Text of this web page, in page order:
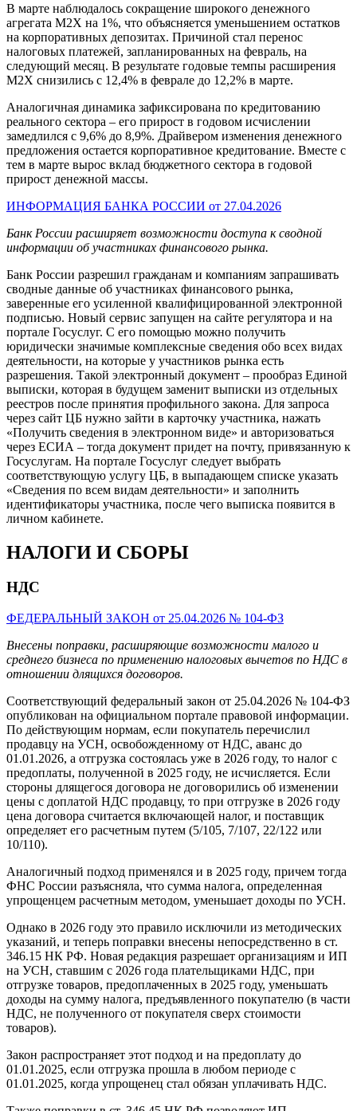
В марте наблюдалось сокращение широкого денежного
агрегата М2Х на 1%, что объясняется уменьшением остатков
на корпоративных депозитах. Причиной стал перенос
налоговых платежей, запланированных на февраль, на
следующий месяц. В результате годовые темпы расширения
М2Х снизились с 12,4% в феврале до 12,2% в марте.
Аналогичная динамика зафиксирована по кредитованию
реального сектора – его прирост в годовом исчислении
замедлился с 9,6% до 8,9%. Драйвером изменения денежного
предложения остается корпоративное кредитование. Вместе с
тем в марте вырос вклад бюджетного сектора в годовой
прирост денежной массы.
ИНФОРМАЦИЯ БАНКА РОССИИ от 27.04.2026
Банк России расширяет возможности доступа к сводной
информации об участниках финансового рынка.
Банк России разрешил гражданам и компаниям запрашивать
сводные данные об участниках финансового рынка,
заверенные его усиленной квалифицированной электронной
подписью. Новый сервис запущен на сайте регулятора и на
портале Госуслуг. С его помощью можно получить
юридически значимые комплексные сведения обо всех видах
деятельности, на которые у участников рынка есть
разрешения. Такой электронный документ – прообраз Единой
выписки, которая в будущем заменит выписки из отдельных
реестров после принятия профильного закона. Для запроса
через сайт ЦБ нужно зайти в карточку участника, нажать
«Получить сведения в электронном виде» и авторизоваться
через ЕСИА – тогда документ придет на почту, привязанную к
Госуслугам. На портале Госуслуг следует выбрать
соответствующую услугу ЦБ, в выпадающем списке указать
«Сведения по всем видам деятельности» и заполнить
идентификаторы участника, после чего выписка появится в
личном кабинете.
НАЛОГИ И СБОРЫ
НДС
ФЕДЕРАЛЬНЫЙ ЗАКОН от 25.04.2026 № 104-ФЗ
Внесены поправки, расширяющие возможности малого и
среднего бизнеса по применению налоговых вычетов по НДС в
отношении длящихся договоров.
Соответствующий федеральный закон от 25.04.2026 № 104-ФЗ
опубликован на официальном портале правовой информации.
По действующим нормам, если покупатель перечислил
продавцу на УСН, освобожденному от НДС, аванс до
01.01.2026, а отгрузка состоялась уже в 2026 году, то налог с
предоплаты, полученной в 2025 году, не исчисляется. Если
стороны длящегося договора не договорились об изменении
цены с доплатой НДС продавцу, то при отгрузке в 2026 году
цена договора считается включающей налог, и поставщик
определяет его расчетным путем (5/105, 7/107, 22/122 или
10/110).
Аналогичный подход применялся и в 2025 году, причем тогда
ФНС России разъясняла, что сумма налога, определенная
упрощенцем расчетным методом, уменьшает доходы по УСН.
Однако в 2026 году это правило исключили из методических
указаний, и теперь поправки внесены непосредственно в ст.
346.15 НК РФ. Новая редакция разрешает организациям и ИП
на УСН, ставшим с 2026 года плательщиками НДС, при
отгрузке товаров, предоплаченных в 2025 году, уменьшать
доходы на сумму налога, предъявленного покупателю (в части
НДС, не полученного от покупателя сверх стоимости
товаров).
Закон распространяет этот подход и на предоплату до
01.01.2025, если отгрузка прошла в любом периоде с
01.01.2025, когда упрощенец стал обязан уплачивать НДС.